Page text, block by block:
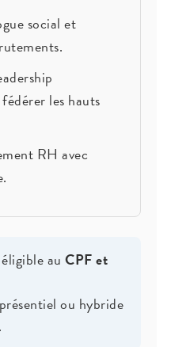
social et
les hauts
RH avec
auCPF et
ou hybride
.